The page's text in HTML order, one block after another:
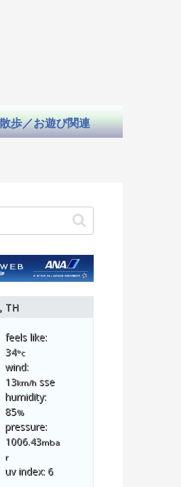
歩／お遊び関連
TH
feels like:
34°c
wind:
13km/h sse
humidity:
85%
pressure:
1006.43mba
r
uv index: 6